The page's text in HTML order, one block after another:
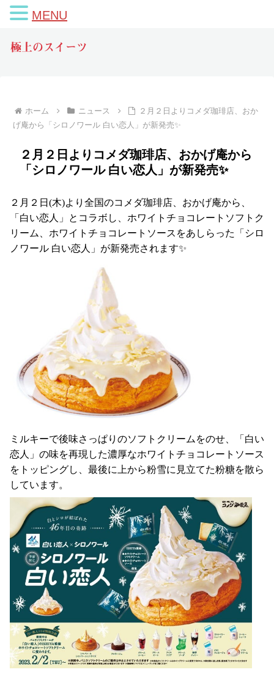
極上のスイーツ
ホーム ニュース
２月２日よりコメダ珈琲店、おか
げ庵から「シロノワール 白い恋人」が新発売✨
２月２日よりコメダ珈琲店、おかげ庵から
「シロノワール 白い恋人」が新発売✨
２月２日(木)より全国のコメダ珈琲店、おかげ庵から、
「白い恋人」とコラボし、ホワイトチョコレートソフトク
リーム、ホワイトチョコレートソースをあしらった「シロ
ノワール 白い恋人」が新発売されます✨
ミルキーで後味さっぱりのソフトクリームをのせ、「白い
恋人」の味を再現した濃厚なホワイトチョコレートソース
をトッピングし、最後に上から粉雪に見立てた粉糖を散ら
しています。
MENU